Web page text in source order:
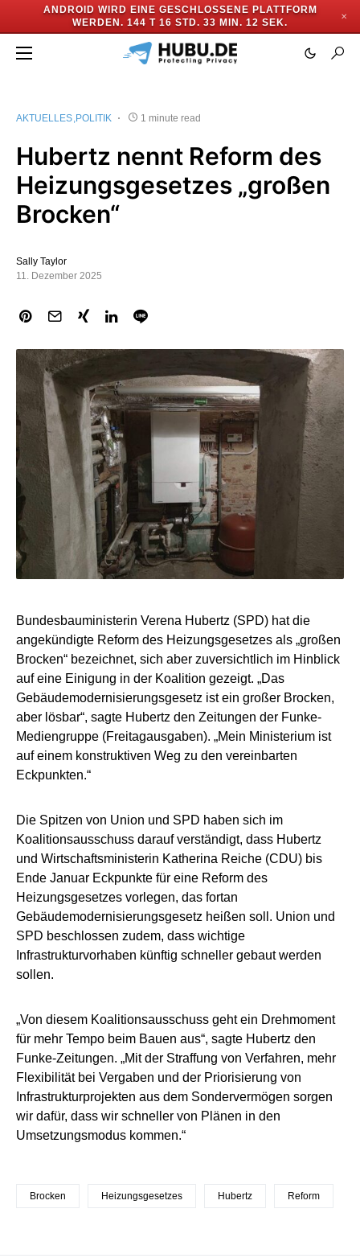
ANDROID WIRD EINE GESCHLOSSENE PLATTFORM
WERDEN. 144 T 16 STD. 33 MIN. 11 SEK.
✕
AKTUELLES POLITIK 1 minute read
Hubertz nennt Reform des
Heizungsgesetzes „großen
Brocken“
Sally Taylor
11. Dezember 2025
Bundesbauministerin Verena Hubertz (SPD) hat die
angekündigte Reform des Heizungsgesetzes als „großen
Brocken“ bezeichnet, sich aber zuversichtlich im Hinblick
auf eine Einigung in der Koalition gezeigt. „Das
Gebäudemodernisierungsgesetz ist ein großer Brocken,
aber lösbar“, sagte Hubertz den Zeitungen der Funke-
Mediengruppe (Freitagausgaben). „Mein Ministerium ist
auf einem konstruktiven Weg zu den vereinbarten
Eckpunkten.“
Die Spitzen von Union und SPD haben sich im
Koalitionsausschuss darauf verständigt, dass Hubertz
und Wirtschaftsministerin Katherina Reiche (CDU) bis
Ende Januar Eckpunkte für eine Reform des
Heizungsgesetzes vorlegen, das fortan
Gebäudemodernisierungsgesetz heißen soll. Union und
SPD beschlossen zudem, dass wichtige
Infrastrukturvorhaben künftig schneller gebaut werden
sollen.
„Von diesem Koalitionsausschuss geht ein Drehmoment
für mehr Tempo beim Bauen aus“, sagte Hubertz den
Funke-Zeitungen. „Mit der Straffung von Verfahren, mehr
Flexibilität bei Vergaben und der Priorisierung von
Infrastrukturprojekten aus dem Sondervermögen sorgen
wir dafür, dass wir schneller von Plänen in den
Umsetzungsmodus kommen.“
Brocken Heizungsgesetzes Hubertz Reform